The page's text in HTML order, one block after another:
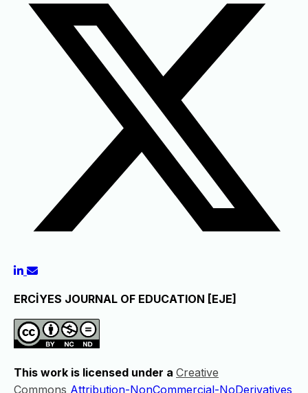
ERCİYES JOURNAL OF EDUCATION [EJE]
This work is licensed under a Creative
Commons Attribution-NonCommercial-NoDerivatives